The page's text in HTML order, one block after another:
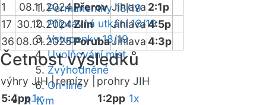
Permanentky 18/19
Přípravná utkání 18/19
Vstupenky 18/19
Uvolňování míst
Zvýhodněné
On-line
A-tým
1 08.11.2024Přerov Jihlava 2:1p
17 30.10.2024Zlín Jihlava4:5p
36 08.01.2025PorubaJihlava4:3p
Četnost výsledků
výhry JIH |remízy |
prohry JIH
5:4pp1x 1:2pp 1x